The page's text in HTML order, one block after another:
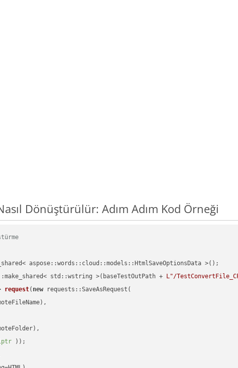
Dönüştürülür: Adım Adım Kod Örneği
aspose::words::cloud::models::HtmlSaveOptionsData >();
std::wstring >(baseTestOutPath + L"/
request( new requests::SaveAsRequest(
))